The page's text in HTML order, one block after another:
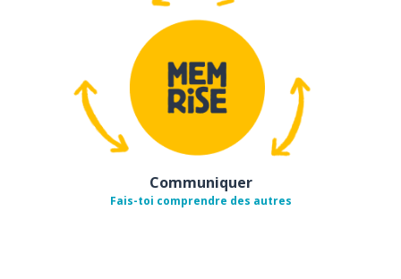
Communiquer
Fais-toi comprendre des autres